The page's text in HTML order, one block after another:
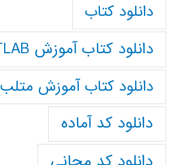
دانلود کتاب
دانلود کتاب آموزش MATLAB
دانلود کتاب آموزش متلب
دانلود کد آماده